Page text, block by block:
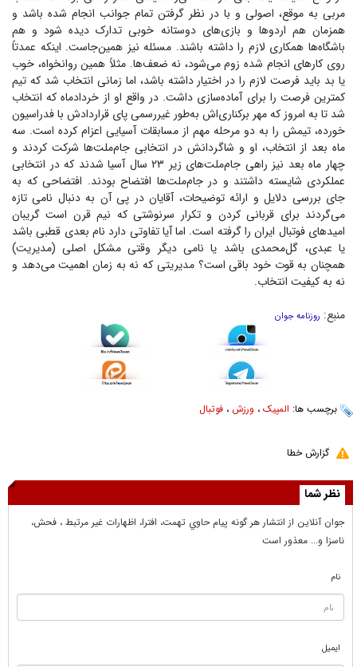
مربی به موقع، اصولی و با در نظر گرفتن تمام جوانب انجام شده باشد و
همزمان هم اردو‌ها و بازی‌های دوستانه خوبی تدارک دیده شود و هم
باشگاه‌ها همکاری لازم را داشته باشند. مسئله نیز همین‌جاست. اینکه عمدتاً
روی کار‌های انجام شده زوم می‌شود، نه ضعف‌ها. مثلاً همین روانخواه، خوب
یا بد باید فرصت لازم را در اختیار داشته باشد، اما زمانی انتخاب شد که تیم
کمترین فرصت را برای آماده‌سازی داشت. در واقع او از خردادماه که انتخاب
شد تا به امروز که مهر برکناری‌اش به‌طور غیررسمی پای قراردادش با فدراسیون
خورده، تیمش را به دو مرحله مهم از مسابقات آسیایی اعزام کرده است. سه
ماه بعد از انتخاب، او و شاگردانش در انتخابی جام‌ملت‌ها شرکت کردند و
چهار ماه بعد نیز راهی جام‌ملت‌های زیر ۲۳ سال آسیا شدند که در انتخابی
عملکردی شایسته داشتند و در جام‌ملت‌ها افتضاح بودند. افتضاحی که به
جای بررسی دلایل و ارائه توضیحات، آقایان در پی آن به دنبال نامی تازه
می‌گردند برای قربانی کردن و تکرار سرنوشتی که نیم قرن است گریبان
امید‌های فوتبال ایران را گرفته است. اما آیا تفاوتی دارد نام بعدی قطبی باشد
یا عبدی، گل‌محمدی باشد یا نامی دیگر وقتی مشکل اصلی (مدیریت)
همچنان به قوت خود باقی است؟ مدیریتی که نه به زمان اهمیت می‌دهد و
نه به کیفیت انتخاب.
منبع: روزنامه جوان
برچسب ها: المپیک ، ورزش ، فوتبال
گزارش خطا
نظر شما
جوان آنلاين از انتشار هر گونه پيام حاوي تهمت، افترا، اظهارات غير مرتبط ، فحش،
ناسزا و... معذور است
نام
ایمیل